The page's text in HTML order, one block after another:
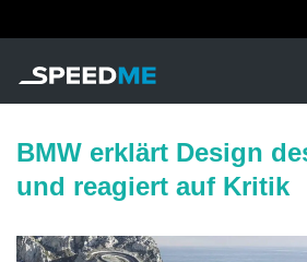
BMW erklärt Design
und reagiert auf Kritik